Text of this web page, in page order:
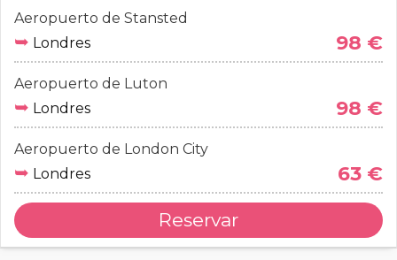
Aeropuerto de Stansted
➥ Londres 98 €
Aeropuerto de Luton
➥ Londres 98 €
Aeropuerto de London City
➥ Londres 63 €
Reservar